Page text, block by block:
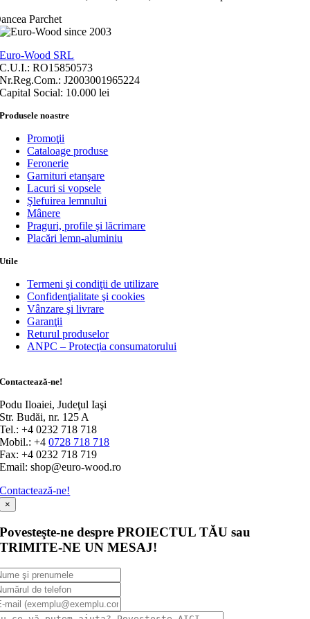
Parchet
Euro-Wood SRL
C.U.I.: RO15850573
Nr.Reg.Com.: J2003001965224
Capital Social: 10.000 lei
Produsele noastre
Promoţii
Cataloage produse
Feronerie
Garnituri etanşare
Lacuri si vopsele
Şlefuirea lemnului
Mânere
Praguri, profile şi lăcrimare
Placări lemn-aluminiu
Utile
Termeni şi condiţii de utilizare
Confidenţialitate şi cookies
Vânzare şi livrare
Garanţii
Returul produselor
ANPC – Protecţia consumatorului
Contactează-ne!
Podu Iloaiei, Judeţul Iaşi
Str. Budăi, nr. 125 A
Tel.: +4 0232 718 718
Mobil.: +40728 718 718
Fax: +4 0232 718 719
Email: shop@euro-wood.ro
Contactează-ne!
×
Povesteşte-ne despre PROIECTUL TĂU sau
TRIMITE-NE UN MESAJ!